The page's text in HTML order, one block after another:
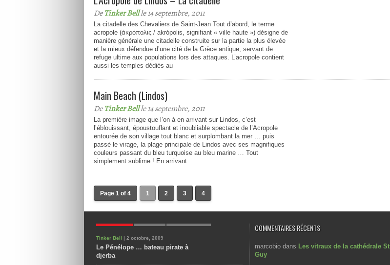
DeTinker Bellle 14 septembre, 2011
La citadelle des Chevaliers de Saint-Jean Tout d’abord, le terme
acropole (ἀκρόπολις / akrópolis, signifiant « ville haute ») désigne de
manière générale une citadelle construite sur la partie la plus élevée
et la mieux défendue d’une cité de la Grèce antique, servant de
refuge ultime aux populations lors des attaques. L’acropole contient
aussi les temples dédiés au
Main Beach (Lindos)
DeTinker Bellle 14 septembre, 2011
La première image que l’on à en arrivant sur Lindos, c’est
l’éblouissant, époustouflant et inoubliable spectacle de l’Acropole
entourée de son village tout blanc et surplombant la mer … puis
passé le virage, la plage principale de Lindos avec ses magnifiques
couleurs passant du bleu turquoise au bleu marine … Tout
simplement sublime ! En arrivant
Page 1 of 4 1 2 3 4
Tinker Bell | 2 octobre, 2009
Le Pénélope … bateau pirate à
djerba
COMMENTAIRES RÉCENTS
marcobio dans Les vitraux de la cathédrale St
Guy